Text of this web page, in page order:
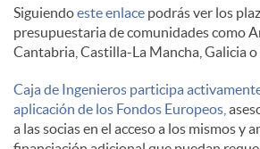
l
e
Siguiendoeste enlace podrás ver los
presupuestaria de comunidades como
Cantabria, Castilla-La Mancha, Galicia o
Caja de Ingenieros participa
aplicación de los Fondos Europeos,
a las socias en el acceso a los mismos y